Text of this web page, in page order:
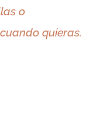
o
quieras.